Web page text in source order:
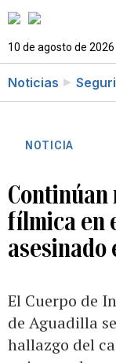
10 de agosto de 2026
Noticias
NOTICIA
fílmica en
asesinado
El Cuerpo de
de Aguadilla
hallazgo del